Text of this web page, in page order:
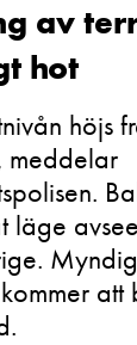
av
hot
höjs
meddelar
läge
att